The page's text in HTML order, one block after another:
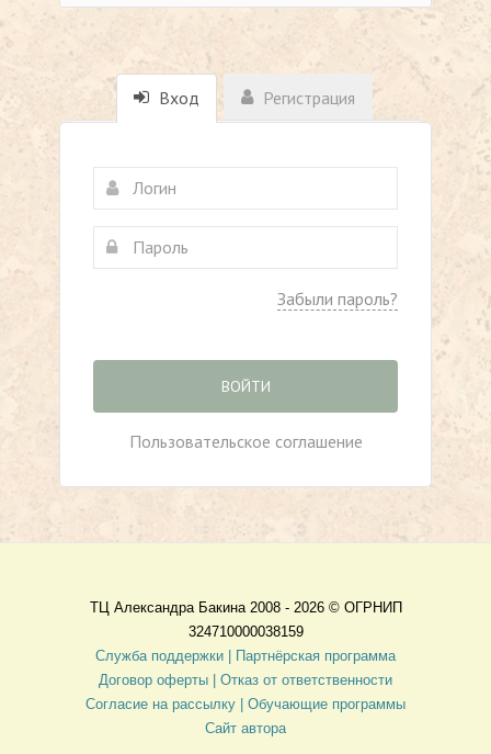
Вход Регистрация
Забыли пароль?
ВОЙТИ
Пользовательское соглашение
ТЦ Александра Бакина 2008 - 2026 © ОГРНИП
324710000038159
Служба поддержки |
Партнёрская программа
Договор оферты
| Отказ от ответственности
Согласие на рассылку | Обучающие программы
Сайт автора